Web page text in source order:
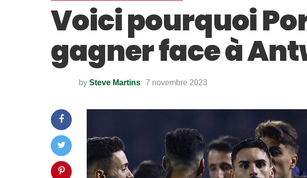
Voici pourquoi
gagner face à
by Steve Martins 7 novembre 2023